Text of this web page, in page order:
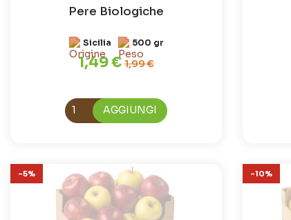
Pere Biologiche
Sicilia 500 gr
1,49 € 1,99 €
AGGIUNGI
-5% -10%